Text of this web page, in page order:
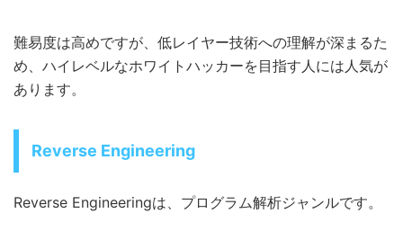
難易度は高めですが、低レイヤー技術への理解が深まるた
め、ハイレベルなホワイトハッカーを目指す人には人気が
あります。
Reverse Engineering
Reverse Engineeringは、プログラム解析ジャンルです。